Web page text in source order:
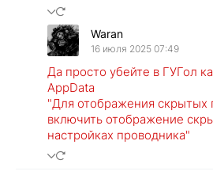
Waran
16 июля 2025 07:49
Да просто убейте в ГУГол
AppData
"Для отображения скрытых
включить отображение
настройках проводника"